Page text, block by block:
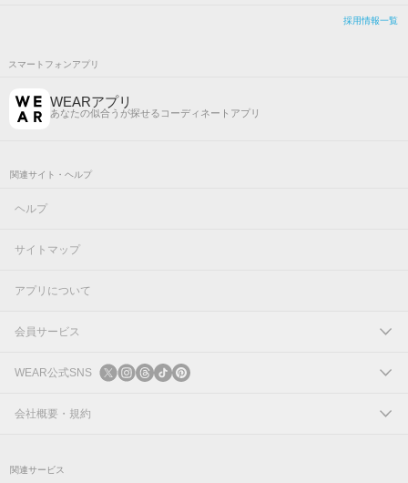
採用情報一覧
スマートフォンアプリ
WEARアプリ
あなたの似合うが探せるコーディネートアプリ
関連サイト・ヘルプ
ヘルプ
サイトマップ
アプリについて
会員サービス
ログイン
新規会員登録
WEAR公式SNS
X
会社概要・規約
関連サービス